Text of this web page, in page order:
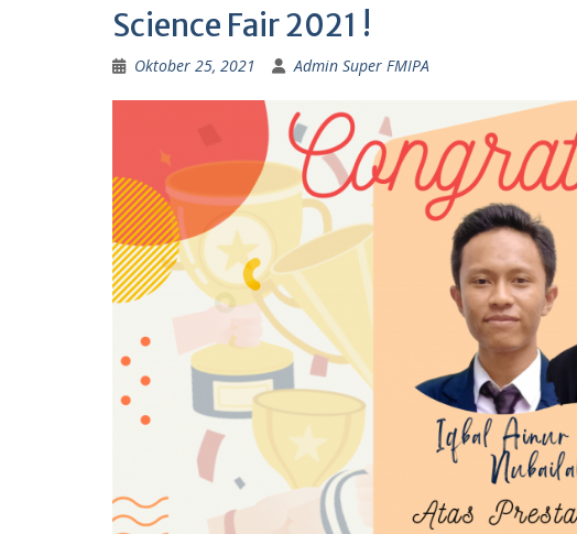
Science Fair 2021 !
Oktober 25, 2021 Admin Super FMIPA